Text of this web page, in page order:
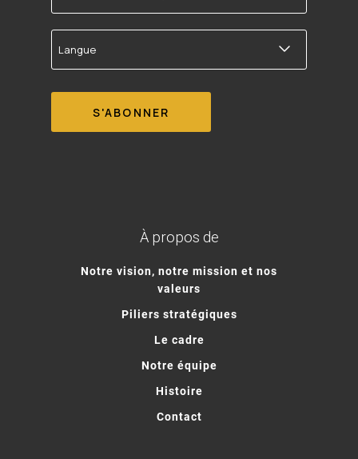
Langue
À propos de
Notre vision, notre mission et nos
valeurs
Piliers stratégiques
Le cadre
Notre équipe
Histoire
Contact